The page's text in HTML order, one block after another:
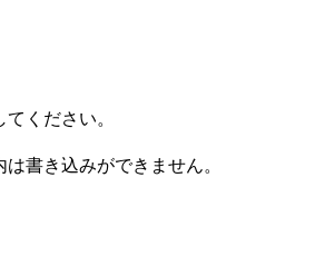
ください。
書き込みができません。